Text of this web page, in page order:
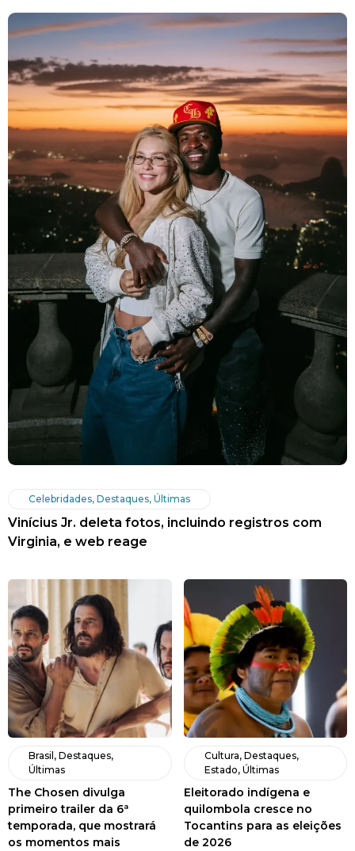
Celebridades, Destaques, Últimas
Vinícius Jr. deleta fotos, incluindo registros com
Virginia, e web reage
Brasil , Destaques,
Últimas
The Chosen divulga
primeiro trailer da 6ª
temporada, que mostrará
os momentos mais
Cultura, Destaques,
Estado, Últimas
Eleitorado indígena e
quilombola cresce no
Tocantins para as eleições
de 2026